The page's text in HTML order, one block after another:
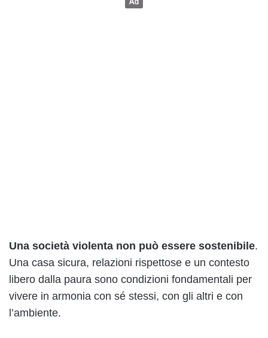
Una società violenta non può essere sostenibile.
Una casa sicura, relazioni rispettose e un contesto
libero dalla paura sono condizioni fondamentali per
vivere in armonia con sé stessi, con gli altri e con
l’ambiente.